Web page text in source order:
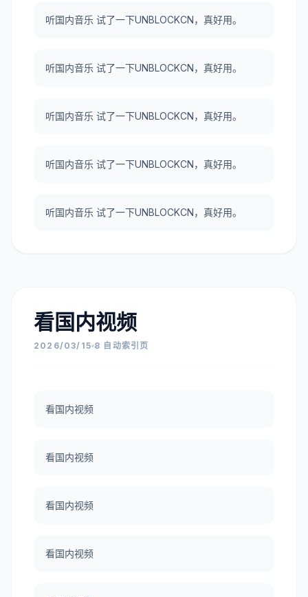
听国内音乐 试了一下UNBLOCKCN，真好用。
听国内音乐 试了一下UNBLOCKCN，真好用。
听国内音乐 试了一下UNBLOCKCN，真好用。
听国内音乐 试了一下UNBLOCKCN，真好用。
听国内音乐 试了一下UNBLOCKCN，真好用。
看国内视频
2026/03/15 8 自动索引页
看国内视频
看国内视频
看国内视频
看国内视频